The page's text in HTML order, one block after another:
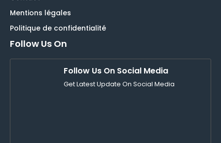
Mentions légales
Politique de confidentialité
Follow Us On
Follow Us On Social Media
Get Latest Update On Social Media